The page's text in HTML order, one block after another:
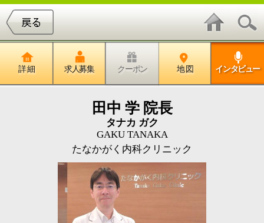
田中 学 院長
タナカ ガク
たなかがく内科クリニック